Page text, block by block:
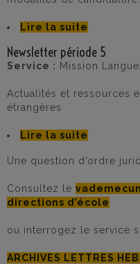
Lire la suite
Newsletter période 5
Service : Mission
Actualités et ressources
étrangères
Lire la suite
Une question d’ordre
Consultez le
directions d’école
ou interrogez le service
ARCHIVES LETTRES